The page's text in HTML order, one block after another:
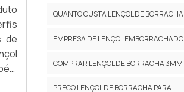
e
e
de
a
QUANTO CUSTA LENÇOL DE BORRACHA
EMPRESA DE LENÇOL EMBORRACHADO
COMPRAR LENÇOL DE BORRACHA 3MM
PRECO LENÇOL DE BORRACHA PARA